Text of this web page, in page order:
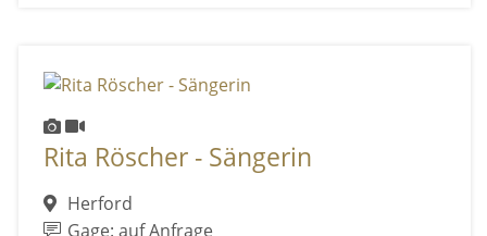
Rita Röscher - Sängerin
Herford
Gage: auf Anfrage